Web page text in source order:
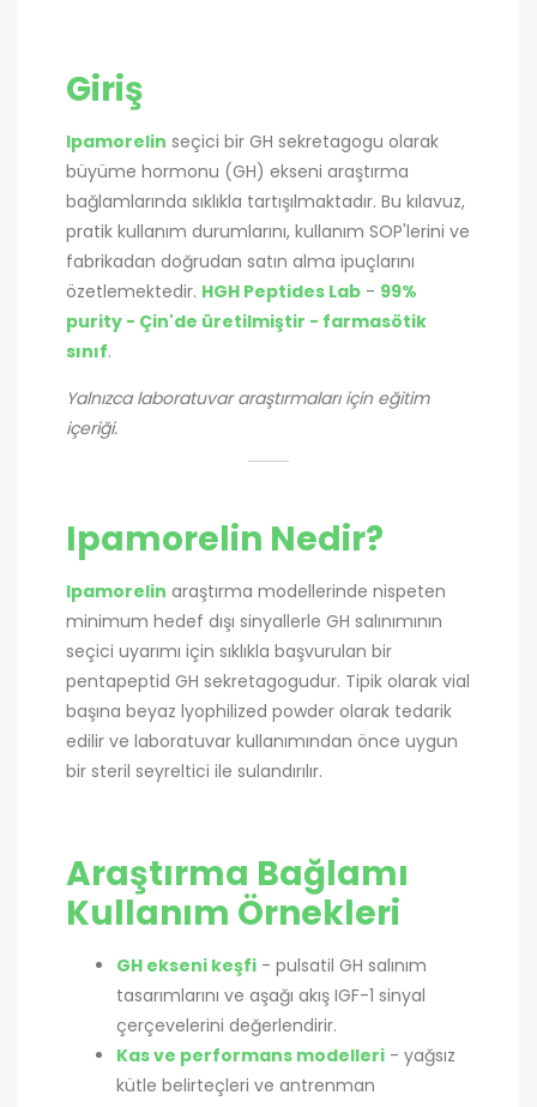
Giriş
Ipamorelin seçici bir GH sekretagogu olarak
büyüme hormonu (GH) ekseni araştırma
bağlamlarında sıklıkla tartışılmaktadır. Bu kılavuz,
pratik kullanım durumlarını, kullanım SOP'lerini ve
fabrikadan doğrudan satın alma ipuçlarını
özetlemektedir. HGH Peptides Lab - 99%
purity - Çin'de üretilmiştir - farmasötik
sınıf.
Yalnızca laboratuvar araştırmaları için eğitim
içeriği.
Ipamorelin Nedir?
Ipamorelin araştırma modellerinde nispeten
minimum hedef dışı sinyallerle GH salınımının
seçici uyarımı için sıklıkla başvurulan bir
pentapeptid GH sekretagogudur. Tipik olarak vial
başına beyaz lyophilized powder olarak tedarik
edilir ve laboratuvar kullanımından önce uygun
bir steril seyreltici ile sulandırılır.
Araştırma Bağlamı
Kullanım Örnekleri
GH ekseni keşfi - pulsatil GH salınım
tasarımlarını ve aşağı akış IGF-1 sinyal
çerçevelerini değerlendirir.
Kas ve performans modelleri - yağsız
kütle belirteçleri ve antrenman